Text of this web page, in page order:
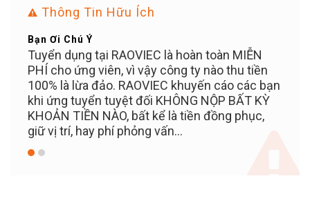
Thông Tin Hữu Ích
MIỄN
thu tiền
cáo các bạn
BẤT KỲ
phục,
Mẹo Nhanh Có Việc
Đăng ký tài khoản, tạo CV online, nhà
dụng sẽ chủ động tìm đến bạn nhanh hơn